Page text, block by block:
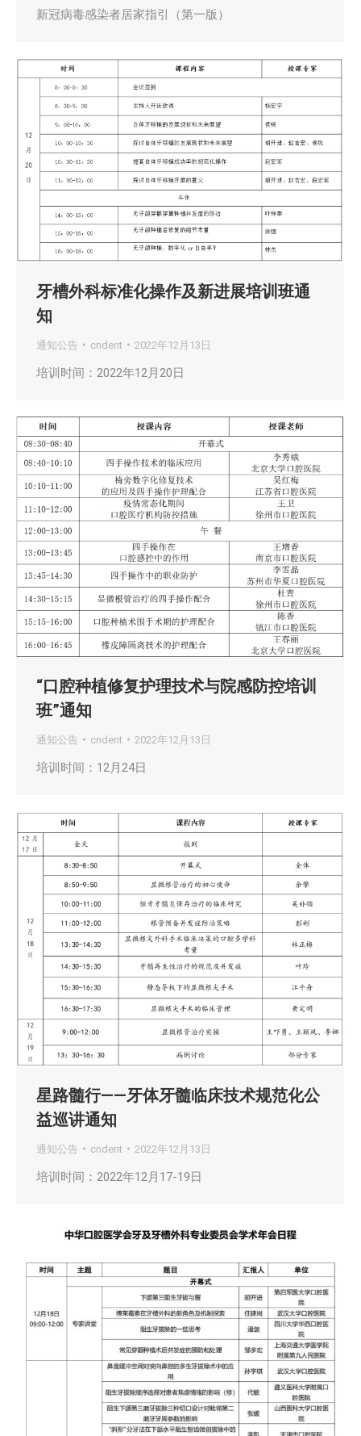
新冠病毒感染者居家指引（第一版）
牙槽外科标准化操作及新进展培训班通
知
通知公告 cndent 2022年12月13日
培训时间：2022年12月20日
“口腔种植修复护理技术与院感防控培训
班”通知
通知公告 cndent 2022年12月13日
培训时间：12月24日
星路髓行——牙体牙髓临床技术规范化公
益巡讲通知
通知公告 cndent 2022年12月13日
培训时间：2022年12月17-19日